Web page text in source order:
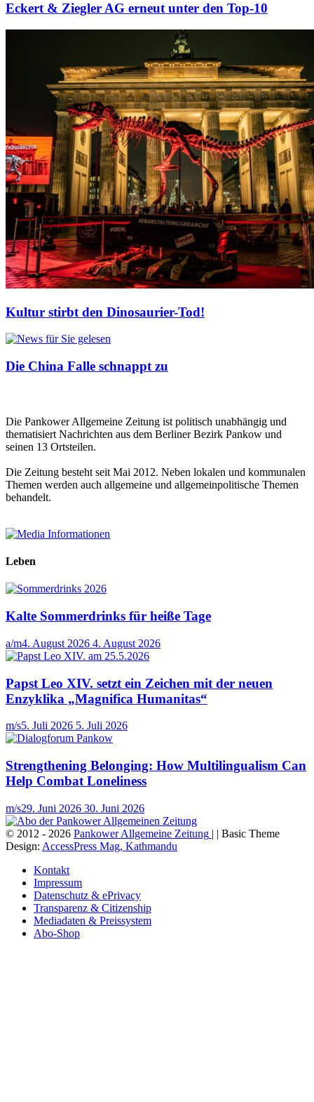
Eckert & Ziegler AG erneut unter den Top-10
Kultur stirbt den Dinosaurier-Tod!
Die China Falle schnappt zu
Die Pankower Allgemeine Zeitung ist politisch unabhängig und
thematisiert Nachrichten aus dem Berliner Bezirk Pankow und
seinen 13 Ortsteilen.
Die Zeitung besteht seit Mai 2012. Neben lokalen und kommunalen
Themen werden auch allgemeine und allgemeinpolitische Themen
behandelt.
Leben
Kalte Sommerdrinks für heiße Tage
a/m4. August 2026 4. August 2026
Papst Leo XIV. setzt ein Zeichen mit der neuen
Enzyklika „Magnifica Humanitas“
m/s5. Juli 2026 5. Juli 2026
Strengthening Belonging: How Multilingualism Can
Help Combat Loneliness
m/s29. Juni 2026 30. Juni 2026
© 2012 - 2026 Pankower Allgemeine Zeitung | | Basic Theme
Design: AccessPress Mag, Kathmandu
Kontakt
Impressum
Datenschutz & ePrivacy
Transparenz & Citizenship
Mediadaten & Preissystem
Abo-Shop